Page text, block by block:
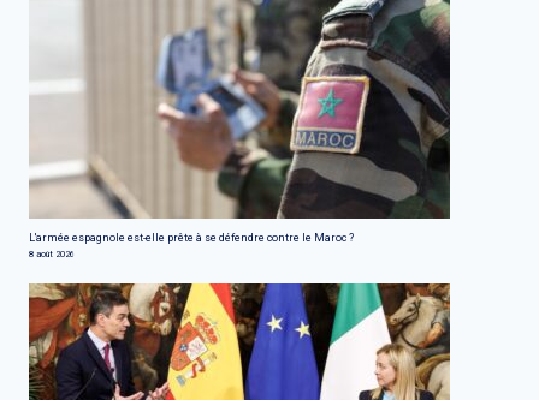
L'armée espagnole est-elle prête à se défendre contre le Maroc ?
8 août 2026